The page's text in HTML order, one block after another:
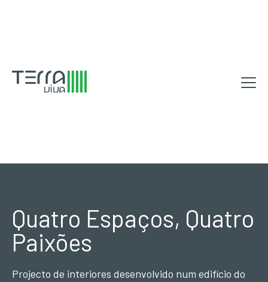
Quatro Espaços, Quatro
Paixões
Projecto de interiores desenvolvido num edifício do